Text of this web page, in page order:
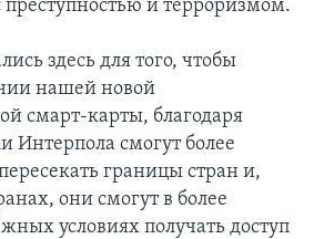
преступностью и терроризмом.
здесь для того, чтобы
нашей новой
смарт-карты, благодаря
Интерпола смогут более
границы стран и,
они смогут в более
условиях получать доступ